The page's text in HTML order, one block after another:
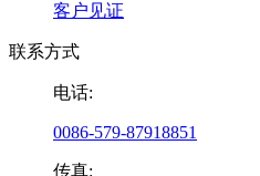
客户见证
联系方式
电话:
0086-579-87918851
传真: